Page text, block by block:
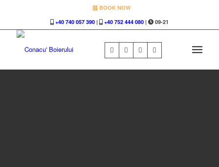
BOOK NOW
+40 740 057 390| +40 752 444 080| 09-21